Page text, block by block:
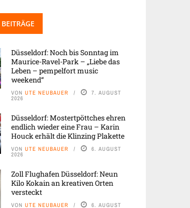
Düsseldorf: Noch bis Sonntag im
Maurice-Ravel-Park – „Liebe das
Leben – pempelfort music
weekend“
VON UTE NEUBAUER 7. AUGUST
2026
Düsseldorf: Mostertpöttches ehren
endlich wieder eine Frau – Karin
Houck erhält die Klinzing Plakette
VON UTE NEUBAUER 6. AUGUST
2026
Zoll Flughafen Düsseldorf: Neun
Kilo Kokain an kreativen Orten
versteckt
VON UTE NEUBAUER 6. AUGUST